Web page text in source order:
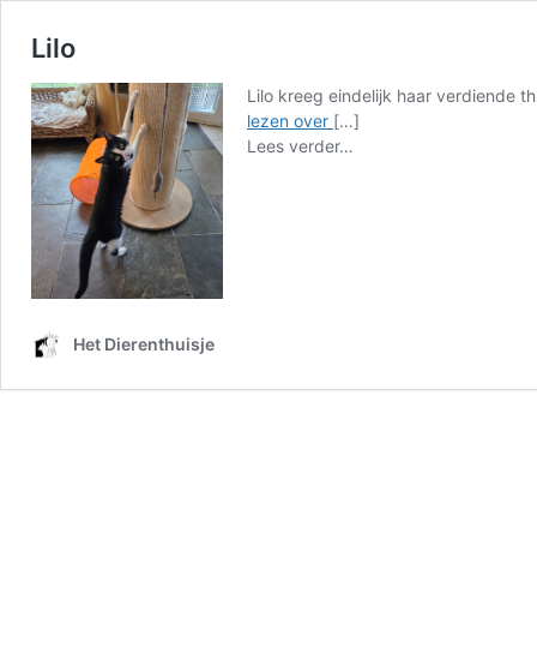
Lilo
Lilo kreeg eindelijk haar verdiende
lezen over Lilo
[…]
Lees verder…
Het Dierenthuisje